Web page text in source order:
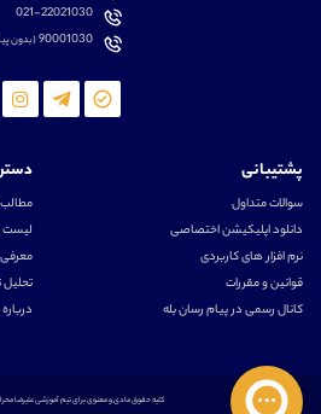
021-22021030
90001030(بدون
پشتیبانی
سوالات متداول
دانلود اپلیکیشن اختصاصی
نرم افزار های کاربردی
قوانین و مقررات
کانال رسمی در پیام رسان بله
لیست
تحلیل
کلیه حقوق مادی و معنوی برای تیم آموزشی علیرضا